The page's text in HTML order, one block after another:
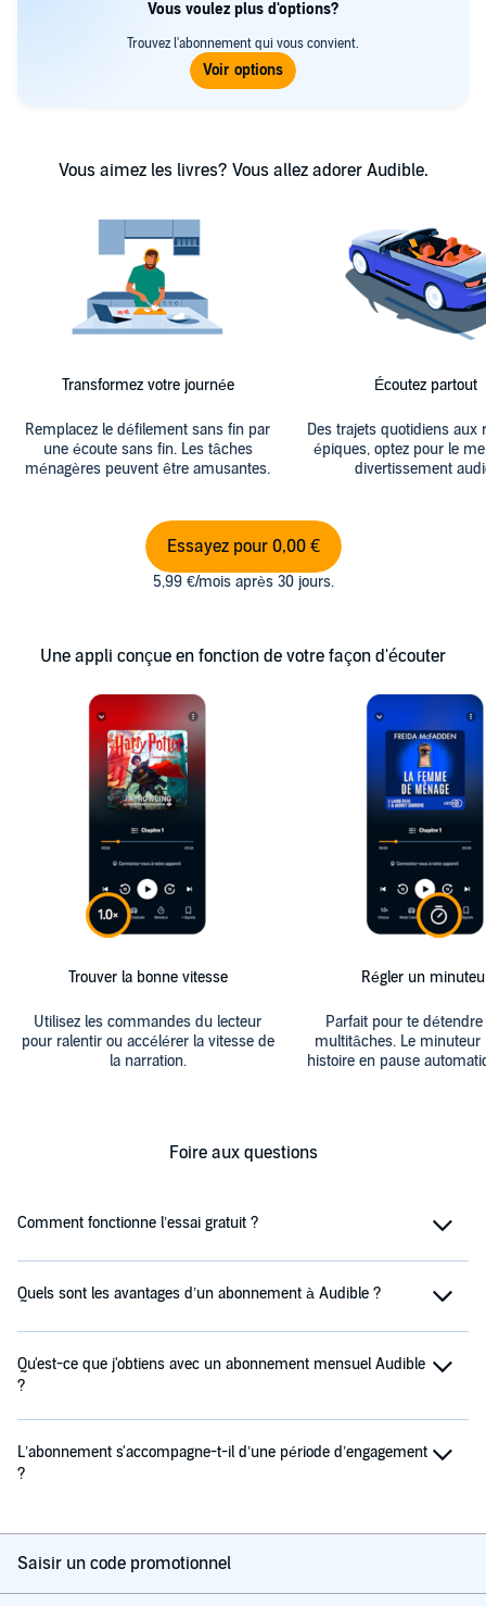
Vous voulez plus d'options?
Trouvez l'abonnement qui vous convient.
Vous aimez les livres? Vous allez adorer Audible.
Transformez votre journée
Remplacez le défilement sans fin par
une écoute sans fin. Les tâches
ménagères peuvent être amusantes.
Écoutez partout
Des trajets quotidiens aux
épiques, optez pour le
divertissement
Essayez pour 0,00 €
5,99 €/mois après 30 jours.
Une appli conçue en fonction de votre façon d'écouter
Trouver la bonne vitesse
Utilisez les commandes du lecteur
pour ralentir ou accélérer la vitesse de
la narration.
Régler un
Parfait pour te détendre
multitâches. Le minuteur
histoire en pause
Foire aux questions
Comment fonctionne l’essai gratuit ?
Quels sont les avantages d’un abonnement à Audible ?
Qu'est-ce que j'obtiens avec un abonnement mensuel Audible
?
L’abonnement s'accompagne-t-il d’une période d’engagement
?
Saisir un code promotionnel